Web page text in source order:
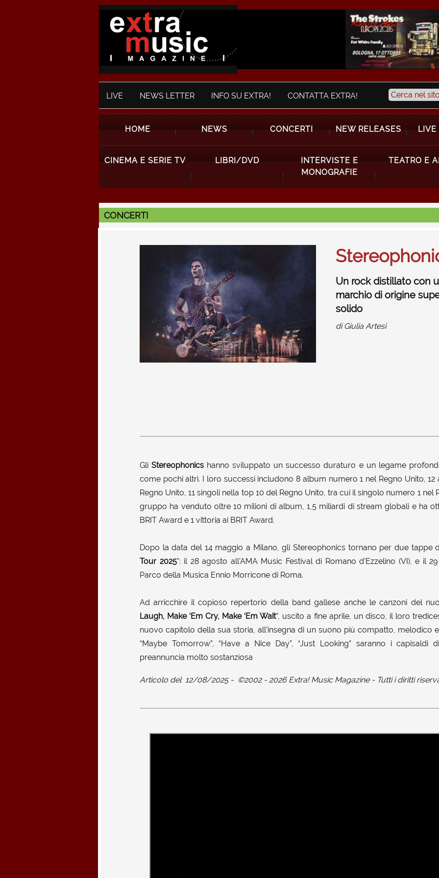
LIVE NEWS LETTER INFO SU EXTRA! CONTATTA EXTRA!
HOME NEWS CONCERTI NEW RELEASES LIVE
CINEMA E SERIE TV LIBRI/DVD
INTERVISTE E
MONOGRAFIE
TEATRO E
CONCERTI
Un rock distillato con
marchio di origine
solido
di Giulia Artesi
GliStereophonics hanno sviluppato un successo duraturo e un legame
come pochi altri. I loro successi includono 8 album numero 1 nel Regno Unito,
Regno Unito, 11 singoli nella top 10 del Regno Unito, tra cui il singolo numero 1 nel
gruppo ha venduto oltre 10 milioni di album, 1,5 miliardi di stream globali e ha
BRIT Award e 1 vittoria ai BRIT Award.
Dopo la data del 14 maggio a Milano, gli Stereophonics tornano per due tappe
Tour 2025": il 28 agosto all'AMA Music Festival di Romano d'Ezzelino (VI), e il
Parco della Musica Ennio Morricone di Roma.
Ad arricchire il copioso repertorio della band gallese anche le canzoni del
Laugh, Make ‘Em Cry, Make ‘Em Wait”, uscito a fine aprile, un disco, il loro
nuovo capitolo della sua storia, all’insegna di un suono più compatto, melodico
“Maybe Tomorrow”, “Have a Nice Day”, “Just Looking” saranno i
preannuncia molto sostanziosa
Articolo del 12/08/2025- ©2002 - 2026 Extra! Music Magazine - Tutti i diritti